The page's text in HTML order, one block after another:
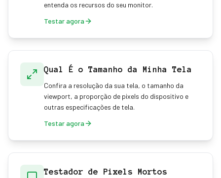
entenda os recursos do seu monitor.
Testar agora
Qual É o Tamanho da Minha Tela
Confira a resolução da sua tela, o tamanho da
viewport, a proporção de pixels do dispositivo e
outras especificações de tela.
Testar agora
Testador de Pixels Mortos